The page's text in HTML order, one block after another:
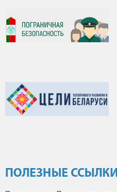
ПОЛЕЗНЫЕ ССЫЛКИ